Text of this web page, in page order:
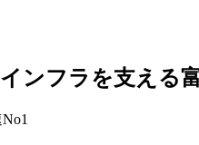
インフラを支える